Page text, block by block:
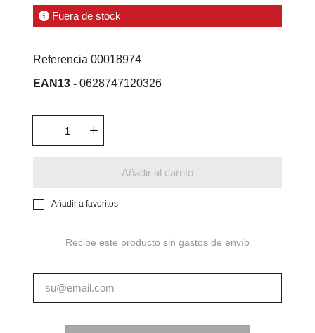
Fuera de stock
Referencia 00018974
EAN13 - 0628747120326
Añadir al carrito
Añadir a favoritos
Recibe este producto sin gastos de envío